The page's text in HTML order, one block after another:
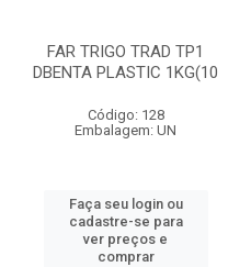
FAR TRIGO TRAD TP1
DBENTA PLASTIC 1KG(10
Código: 128
Embalagem: UN
Faça seu login ou
cadastre-se para
ver preços e
comprar